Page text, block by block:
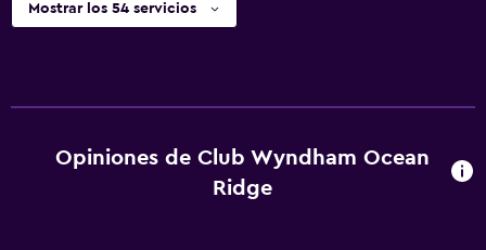
Mostrar los 54 servicios
Opiniones de Club Wyndham Ocean
Ridge